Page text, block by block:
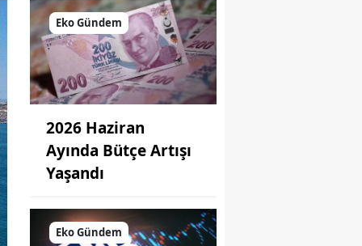
Eko Gündem
2026 Haziran
Ayında Bütçe Artışı
Yaşandı
Eko Gündem